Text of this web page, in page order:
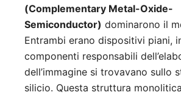
(Complementary Metal-Oxide-
Semiconductor) dominarono il
Entrambi erano dispositivi piani,
componenti responsabili
dell’immagine si trovavano sullo
silicio. Questa struttura